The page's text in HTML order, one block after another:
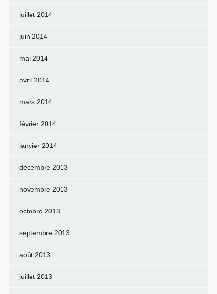
juillet 2014
juin 2014
mai 2014
avril 2014
mars 2014
février 2014
janvier 2014
décembre 2013
novembre 2013
octobre 2013
septembre 2013
août 2013
juillet 2013